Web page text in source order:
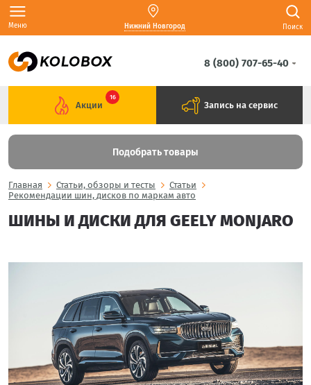
Меню Нижний Новгород Поиск
8 (800) 707-65-40
Акции
16
Запись на сервис
Подобрать товары
Главная Статьи, обзоры и тесты
Статьи
Рекомендации шин, дисков по маркам авто
ШИНЫ И ДИСКИ ДЛЯ GEELY MONJARO